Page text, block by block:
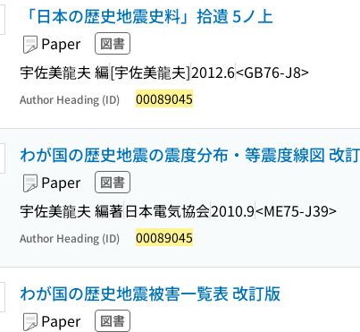
「日本の歴史地震史料」拾遺 5ノ上
Paper 図書
宇佐美龍夫 編[宇佐美龍夫]2012.6<GB76-J8>
Author Heading (ID) 00089045
わが国の歴史地震の震度分布・等震度線図 改
Paper 図書
宇佐美龍夫 編著日本電気協会2010.9<ME75-J39>
Author Heading (ID) 00089045
わが国の歴史地震被害一覧表 改訂版
Paper 図書